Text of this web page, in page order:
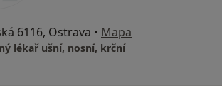
6116, Ostrava • Mapa
lékař ušní, nosní, krční